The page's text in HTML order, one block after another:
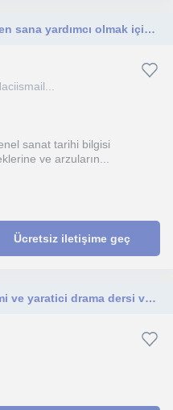
Hayallerini renklendirmek istersen sana yardımcı olmak için buradayım!
sanat tarihi bilgisi
ve arzuların...
Ücretsiz iletişime geç
Uygun fiyatla Özel masal anlatimi ve yaratici drama dersi veriyorum. Muzikli masal anlatimi ve cocuga ozel drama etkinlikleri